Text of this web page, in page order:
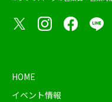
HOME
イベント情報